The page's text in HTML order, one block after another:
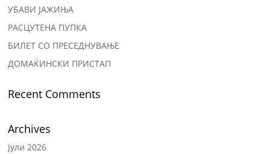
УБАВИ ЈАЖИЊА
РАСЦУТЕНА ПУПКА
БИЛЕТ СО ПРЕСЕДНУВАЊЕ
ДОМАЌИНСКИ ПРИСТАП
Recent Comments
Archives
јули 2026